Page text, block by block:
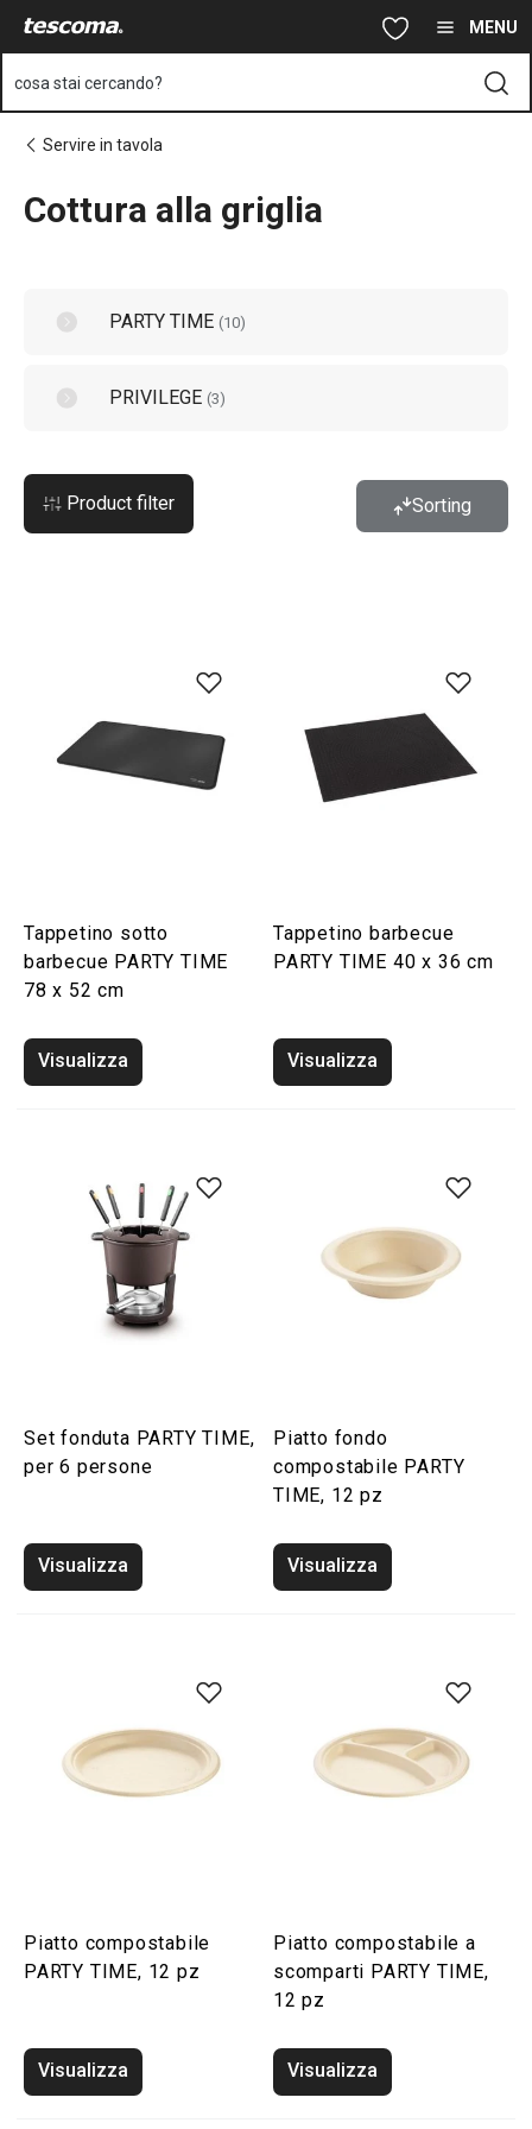
Vai al contenuto principale MENU
cosa stai cercando?
Servire in tavola
Cottura alla griglia
PARTY TIME (10)
PRIVILEGE (3)
Product filter Sorting
Tappetino sotto
barbecue PARTY TIME
78 x 52 cm
Visualizza
Tappetino barbecue
PARTY TIME 40 x 36 cm
Visualizza
Set fonduta PARTY TIME,
per 6 persone
Visualizza
Piatto fondo
compostabile PARTY
TIME, 12 pz
Visualizza
Piatto compostabile
PARTY TIME, 12 pz
Visualizza
Piatto compostabile a
scomparti PARTY TIME,
12 pz
Visualizza